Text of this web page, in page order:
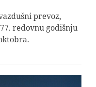
prevoz,
redovnu godišnju